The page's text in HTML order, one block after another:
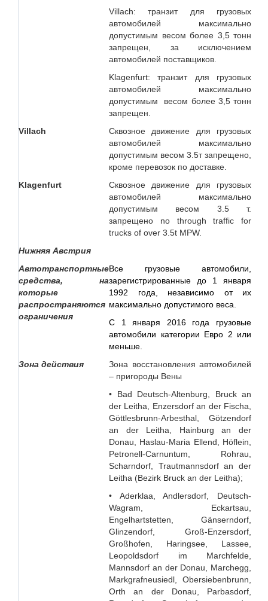
Villach: транзит для грузовых
автомобилей максимально
допустимым весом более 3,5 тонн
запрещен, за исключением
автомобилей поставщиков.
Klagenfurt: транзит для грузовых
автомобилей максимально
допустимым весом более 3,5 тонн
запрещен.
Villach
Сквозное движение для грузовых
автомобилей максимально
допустимым весом 3.5т запрещено,
кроме перевозок по доставке.
Klagenfurt
Сквозное движение для грузовых
автомобилей максимально
допустимым весом 3.5 т.
запрещено no through traffic for
trucks of over 3.5t MPW.
Нижняя Австрия
Автотранспортные
средства, на
которые
распространяются
ограничения
Все грузовые автомобили,
зарегистрированные до 1 января
1992 года, независимо от их
максимально допустимого веса.
С 1 января 2016 года грузовые
автомобили категории Евро 2 или
меньше.
Зона действия
Зона восстановления автомобилей
– пригороды Вены
• Bad Deutsch-Altenburg, Bruck an
der Leitha, Enzersdorf an der Fischa,
Göttlesbrunn-Arbesthal, Götzendorf
an der Leitha, Hainburg an der
Donau, Haslau-Maria Ellend, Höflein,
Petronell-Carnuntum, Rohrau,
Scharndorf, Trautmannsdorf an der
Leitha (Bezirk Bruck an der Leitha);
• Aderklaa, Andlersdorf, Deutsch-
Wagram, Eckartsau,
Engelhartstetten, Gänserndorf,
Glinzendorf, Groß-Enzersdorf,
Großhofen, Haringsee, Lassee,
Leopoldsdorf im Marchfelde,
Mannsdorf an der Donau, Marchegg,
Markgrafneusiedl, Obersiebenbrunn,
Orth an der Donau, Parbasdorf,